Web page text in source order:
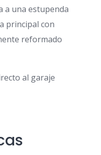
a una estupenda
principal con
reformado
al garaje